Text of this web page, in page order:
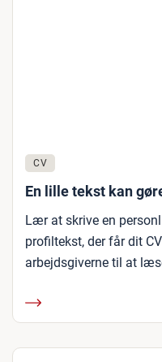
CV
En lille tekst kan
Lær at skrive en
profiltekst, der får dit
arbejdsgiverne til at